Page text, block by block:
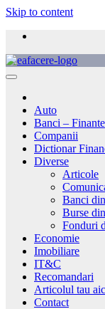
Skip to content
Auto
Banci – Finante
Companii
Dictionar
Diverse
Articole
Banci
Burse
Fonduri
Economie
Imobiliare
IT&C
Recomandari
Articolul tau
Contact